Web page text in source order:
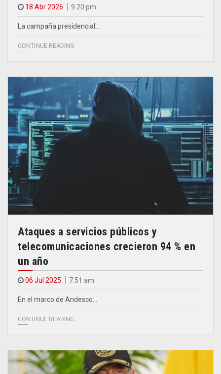
18 Abr 2026 9.20 pm
La campaña presidencial…
CONTINUE READING
Ataques a servicios públicos y
telecomunicaciones crecieron 94 % en
un año
06 Jul 2025 7.51 am
En el marco de Andesco…
CONTINUE READING